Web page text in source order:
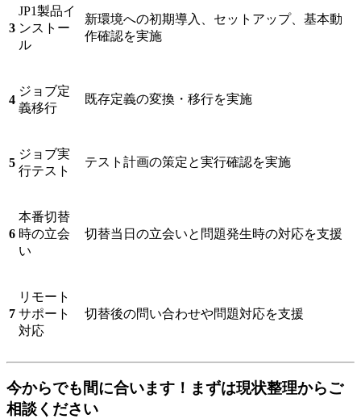
3
JP1製品イ
ンストー
ル
新環境への初期導入、セットアップ、基本動
作確認を実施
4
ジョブ定
義移行
既存定義の変換・移行を実施
5
ジョブ実
行テスト
テスト計画の策定と実行確認を実施
6
本番切替
時の立会
い
切替当日の立会いと問題発生時の対応を支援
7
リモート
サポート
対応
切替後の問い合わせや問題対応を支援
今からでも間に合います！まずは現状整理からご
相談ください